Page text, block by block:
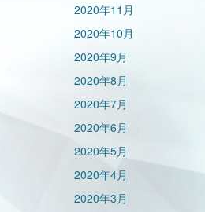
2020年11月
2020年10月
2020年9月
2020年8月
2020年7月
2020年6月
2020年5月
2020年4月
2020年3月